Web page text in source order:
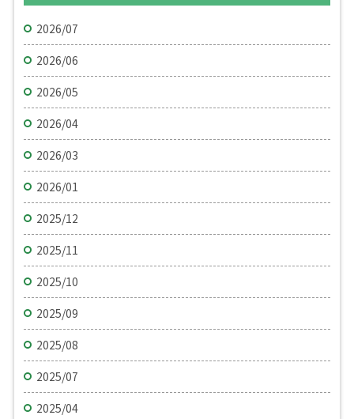
2026/07
2026/06
2026/05
2026/04
2026/03
2026/01
2025/12
2025/11
2025/10
2025/09
2025/08
2025/07
2025/04